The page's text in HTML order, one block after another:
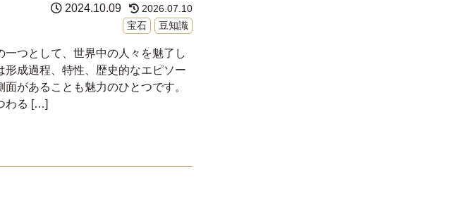
2024.10.09
2026.07.10
宝石
豆知識
つとして、世界中の人々を魅了し
成過程、特性、歴史的なエピソー
があることも魅力のひとつです。
わる […]